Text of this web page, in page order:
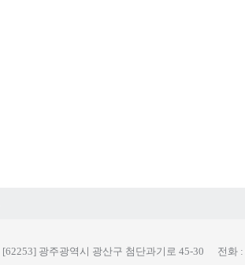
[62253] 광주광역시 광산구 첨단과기로 45-30 전화 :